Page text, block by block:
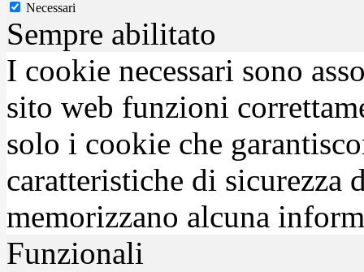
Necessari
Sempre abilitato
I cookie necessari sono
sito web funzioni
solo i cookie che
caratteristiche di sicurezza
memorizzano alcuna
Funzionali